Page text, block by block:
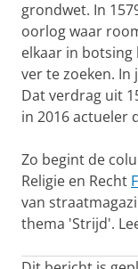
grondwet. In
oorlog waar
elkaar in botsing
ver te zoeken. In
Dat verdrag uit
in 2016 actueler
Zo begint de
Religie en Recht
van
thema 'Strijd'.